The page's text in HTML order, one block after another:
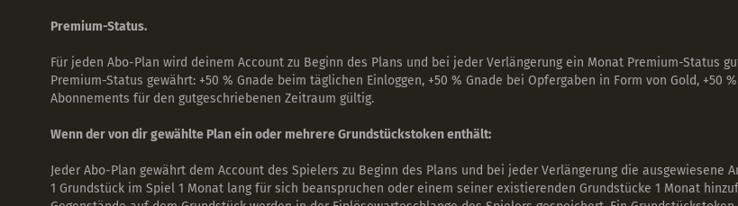
Premium-Status.
Für jeden Abo-Plan wird deinem Account zu Beginn des Plans und bei jeder Verlängerung ein Monat Premium-Status
Premium-Status gewährt: +50 % Gnade beim täglichen Einloggen, +50 % Gnade bei Opfergaben in Form von Gold,
Abonnements für den gutgeschriebenen Zeitraum gültig.
Wenn der von dir gewählte Plan ein oder mehrere Grundstückstoken enthält:
Jeder Abo-Plan gewährt dem Account des Spielers zu Beginn des Plans und bei jeder Verlängerung die
1 Grundstück im Spiel 1 Monat lang für sich beanspruchen oder einem seiner existierenden Grundstücke 1 Monat